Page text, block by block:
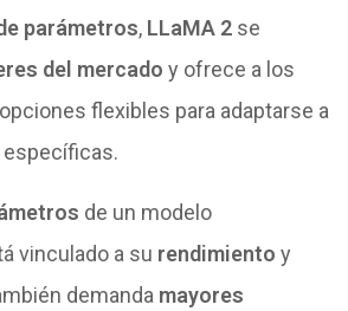
parámetros, LLaMA 2se
del mercado y ofrece a los
opciones flexibles para adaptarse a
de un modelo
vinculado a su rendimiento y
demanda mayores